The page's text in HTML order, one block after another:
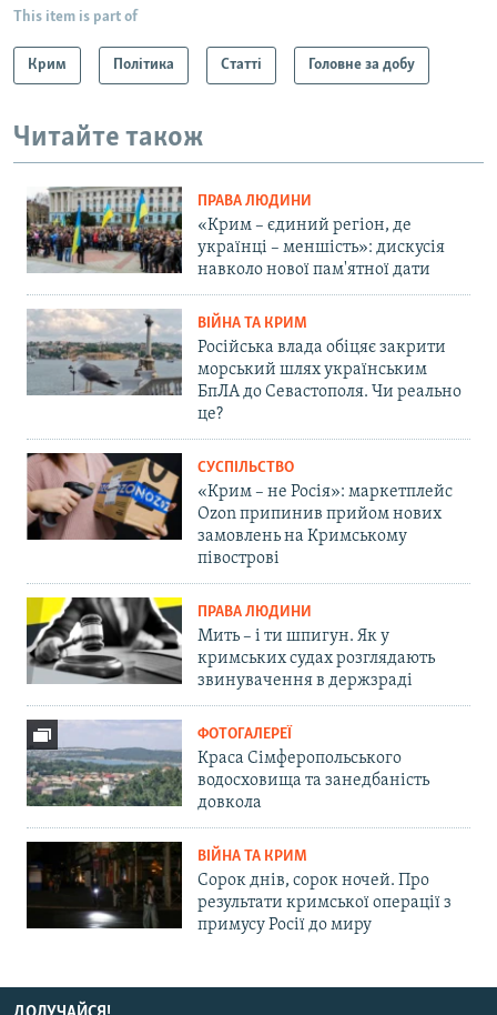
This item is part of
Крим Політика Статті Головне за добу
Читайте також
ПРАВА ЛЮДИНИ
«Крим – єдиний регіон, де
українці – меншість»: дискусія
навколо нової пам'ятної дати
ВІЙНА ТА КРИМ
Російська влада обіцяє закрити
морський шлях українським
БпЛА до Севастополя. Чи реально
це?
СУСПІЛЬСТВО
«Крим – не Росія»: маркетплейс
Ozon припинив прийом нових
замовлень на Кримському
півострові
ПРАВА ЛЮДИНИ
Мить – і ти шпигун. Як у
кримських судах розглядають
звинувачення в держзраді
ФОТОГАЛЕРЕЇ
Краса Сімферопольського
водосховища та занедбаність
довкола
ВІЙНА ТА КРИМ
Сорок днів, сорок ночей. Про
результати кримської операції з
примусу Росії до миру